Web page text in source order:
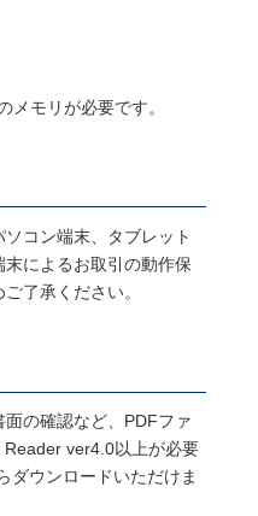
メモリが必要です。
コン端末、タブレット
によるお取引の動作保
了承ください。
の確認など、PDFファ
ver4.0以上が必要
ダウンロードいただけま